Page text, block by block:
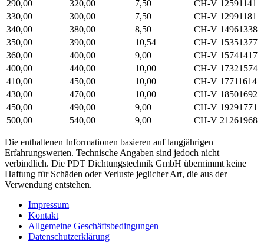
290,00
320,00 7,50
CH-V 12591141
330,00
300,00 7,50
CH-V 12991181
340,00
380,00 8,50
CH-V 14961338
350,00
390,00 10,54
CH-V 15351377
360,00
400,00 9,00
CH-V 15741417
400,00
440,00 10,00
CH-V 17321574
410,00
450,00 10,00
CH-V 17711614
430,00
470,00 10,00
CH-V 18501692
450,00
490,00 9,00
CH-V 19291771
500,00
540,00 9,00 CH-V 21261968
Die enthaltenen Informationen basieren auf langjährigen
Erfahrungswerten. Technische Angaben sind jedoch nicht
verbindlich. Die PDT Dichtungstechnik GmbH übernimmt keine
Haftung für Schäden oder Verluste jeglicher Art, die aus der
Verwendung entstehen.
Impressum
Kontakt
Allgemeine Geschäftsbedingungen
Datenschutzerklärung